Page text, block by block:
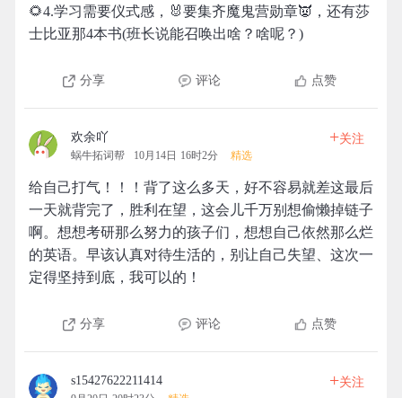
🌻4.学习需要仪式感，🐰要集齐魔鬼营勋章👿，还有莎
士比亚那4本书(班长说能召唤出啥？啥呢？)
分享 评论 点赞
欢余吖
蜗牛拓词帮 10月14日 16时2分 精选
+关注
给自己打气！！！背了这么多天，好不容易就差这最后
一天就背完了，胜利在望，这会儿千万别想偷懒掉链子
啊。想想考研那么努力的孩子们，想想自己依然那么烂
的英语。早该认真对待生活的，别让自己失望、这次一
定得坚持到底，我可以的！
分享 评论 点赞
s15427622211414 +关注